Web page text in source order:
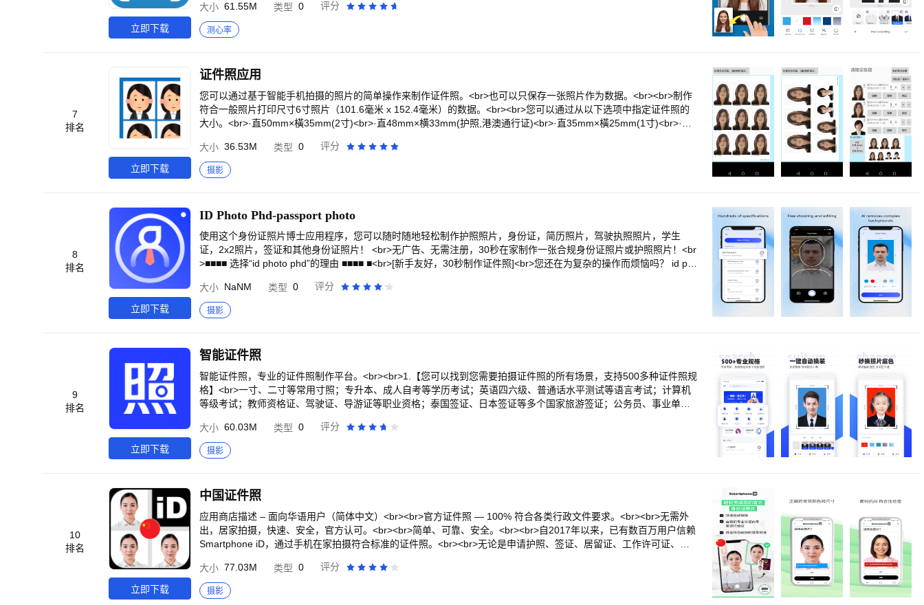
TIFF 和 PNG）<br>- 面部编辑应用、拼贴制作器和图像编辑器，完美适配社交媒体<br>- 将照片分享到您喜爱的社交
平台，如 Instagram、TikTok、Pinterest、Snapchat、Facebook、Line 和 Telegram<br><br>使用 Photoshop Expre
ss Premium 解锁无限可能！<br><br>高级版<br>升级到 Photoshop Express Premium，获取额外的专属功能和更精
使用受 Adobe 一般使用条款 http://www.adobe.com/go/terms_cn 和 Adobe 隐私政策 http://www.adobe.com/go/priva
cy_policy_cn 约束<br><br> 请勿出售或分享我的个人信息 www.adobe.com/go/ca-rights
立即下载
裁剪和搜索准确的规格。并且您可以使用Nuts证件照应用程序通过自拍来创建照片，一次又一次地拍摄您的肖像，直
到您满意为止。如果你需要使用证件照，又觉得线下门店太贵，不妨试试这款证件照。<br><br>📷特点📷<br>提供拍
摄指导，操作简单<br>只需3分钟即可制作身份证照片<br>自动检测您的肖像<br>直接拍照或使用以前的照片<br>轻松
片尺寸，包括多国护照和签证<br>您需要的快速搜索规格<br>以不同格式（jpeg、png、webp）和分辨率保存<br><br
>您不需要穿正式装扮，我们提供令人惊叹的正装更换器，提供各种高清品质女式/男式/儿童智能正装，适合护照或身
份证设计和风格。<br><br>使用这个<b>证件照片应用</b>，您可以在几秒钟内格式化并保存任何有用的证件照片！无
论是签证照片还是证件照片，还是各种尺寸的照片，你都可以在这里找到你想要的。如果您需要更多格式，请随时与
我们联系并使这张身份证照片完美无缺。使用此应用程序来节省外出拍摄身份证照片的费用！
大小 61.55M 类型 0 评分
测心率
7
排名
立即下载
证件照应用
您可以通过基于智能手机拍摄的照片的简单操作来制作证件照。<br>也可以只保存一张照片作为数据。<br><br>制作
符合一般照片打印尺寸6寸照片（101.6毫米 x 152.4毫米）的数据。<br><br>您可以通过从以下选项中指定证件照的
大小。<br>·直50mm×橫35mm(2寸)<br>·直48mm×横33mm(护照,港澳通行证)<br>·直35mm×橫25mm(1寸)<br>·直4
70mm×橫70mm<br>您可以通过输入数字来指定其他尺寸。<br><br>完成打印的尺寸默认为6寸照片（101.6毫米 x 15
2.4毫米），但您可以更改它。
大小 36.53M 类型 0 评分
摄影
8
排名
立即下载
ID Photo Phd-passport photo
使用这个身份证照片博士应用程序，您可以随时随地轻松制作护照照片，身份证，简历照片，驾驶执照照片，学生
证，2x2照片，签证和其他身份证照片！ <br>无广告、无需注册，30秒在家制作一张合规身份证照片或护照照片！<br
>■■■■ 选择“id photo phd”的理由 ■■■■ ■<br>[新手友好，30秒制作证件照]<br>您还在为复杂的操作而烦恼吗？ id pho
证件照！ ！<br>直到满意为止，无需专业摄影技巧，拍摄次数不限！<br>数码照片数据可保存7天，您可以随时下载
到相册。没有任何负担，任何人都可以使用！<br>[ 审核被拒，全额退款 ]<br>经专家验证！护照照片和签证照片批准
率高达95%！即使审核未通过，只需通过客服邮件或应用内反馈联系我们，留下审核被拒绝的原因和订单号，即可在1
识别出脸部轮廓，就可以去除背景。您可以根据需要选择背景颜色。没有时间、地点的限制，无论照片的背景多么复
杂，你都可以轻松获得一张白底的照片！<br>[AI美颜增强，保持自然美]<br>您是否想让自己的证件照变得更漂亮，却
又担心不自然？ ？ <br>《id photo phd》拥有独特的面部美颜技术，作为一款美颜证件照应用，它可以改善肤色、消
除缺陷、保留可识别特征，打造自然美丽的证件照。<br>[自拍也能拍出很棒的证件照]<br>担心自拍姿势不对而拍不到
好看的证件照？<br>无论你拍照时向上、向下、向左、向右，AI都会调整照片让你面向相机。<br>【数十种正装，一
的身份证照片。<br>[ 自动排版，解决打印烦恼 ]<br>打印照片时遇到问题？ “id photo phd”可以自动生成排版照片。
只要选择照片纸的尺寸，就可以保存打印布局。可以轻松打印出来！<br>[ 包含所有标准尺寸，制作上百种规格证件照
]<br>找不到您需要的证件照尺寸？<br>id photo phd 应用程序提供数百种照片尺寸。以下是 id photo phd 应用程序提
45mm)<br>申根 (35x45mm)<br>日本（35x45毫米）<br>中国 (33x48mm)<br>...<br>- 推荐给重视效率并喜欢使用新
技术的人。<br>适合全家人：为成人、儿童甚至婴儿制作身份证照片，如护照照片！<br>[联系我们]<br>邮箱：idphot
o.service@leeta.ai<br>如果您有任何问题或建议，请随时与我联系。
大小 NaNM 类型 0 评分
摄影
9
排名
立即下载
智能证件照
智能证件照，专业的证件照制作平台。<br><br>1.【您可以找到您需要拍摄证件照的所有场景，支持500多种证件照规
格】<br>一寸、二寸等常用寸照；专升本、成人自考等学历考试；英语四六级、普通话水平测试等语言考试；计算机
等级考试；教师资格证、驾驶证、导游证等职业资格；泰国签证、日本签证等多个国家旅游签证；公务员、事业单位
义采集信息和批量下载照片；<br><br>2.【支持拍摄环境检测，确保您制作出专业合格的证件照】<br>通过对您的人
脸姿态、光线环境、眼睛视线等项目进行检测，作出提示，以便您能拍摄出合格的证件照；<br><br>3.【自动按照规
格要求裁剪证件照，智能抠图，精确到发丝】<br><br>4.【一键更换证件照底色，多种背景色可选】<br><br>5.【自
动对照片人像进行磨皮、美白、瘦脸、美瞳、大眼！快速拍出自然好看的最美证件照；<br><br>6.【算法自动换装，
服装贴合人像更真实，秒换正装，再也不用PS】<br>男女装、童装等多套个性正装衣服模板任您选择；<br><br>7.
【快速保存电子照，多种保存方式可选，支持冲印纸质照片邮寄到家】<br>电子照直接保存至手机、发送至电脑、发
送至邮箱，只为您选择您最方便的保存方式。纸质冲印照片可邮寄到家，全国包邮。<br><br>智能证件照每天为用户
制作证件照达数十万张，已累计获得近千万用户的青睐，赢得了小众软件、36 Kr、微博应用等数十家编辑推荐。智能
><br>如您在使用过程中有任何问题或建议，都可以在 App 内部「客服」页面中直接反馈，或者给我们发送邮件 1513
738454@qq.com。<br><br>希望智能证件照能够帮助您制作出满意的证件照。
大小 60.03M 类型 0 评分
摄影
10
排名
立即下载
中国证件照
应用商店描述 – 面向华语用户（简体中文）<br><br>官方证件照 — 100% 符合各类行政文件要求。<br><br>无需外
出，居家拍摄，快速、安全，官方认可。<br><br>简单、可靠、安全。<br><br>自2017年以来，已有数百万用户信赖
Smartphone iD，通过手机在家拍摄符合标准的证件照。<br><br>无论是申请护照、签证、居留证、工作许可证、驾
e iD：<br><br>照片100% 符合本地及国际行政标准<br>可无限次拍摄重试，直到照片通过审核<br>AI 智能审核 + 人
工复审双重验证，确保合规<br>操作简便，支持24 小时全天候使用<br>可实时跟踪订单状态，透明高效<br>完全尊重
隐私，您可随时删除个人照片或账号数据<br>严格遵守欧洲GDPR数据保护条例，保障信息安全<br>使用方法：<br><
大小 77.03M 类型 0 评分
摄影